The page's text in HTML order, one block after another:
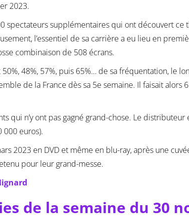
2023.
spectateurs supplémentaires qui ont découvert ce
l’essentiel de sa carrière a eu lieu en
combinaison de 508 écrans.
48%, 57%, puis 65%… de sa fréquentation, le
de la France dès sa 5e semaine. Il faisait
qui n’y ont pas gagné grand-chose. Le
euros).
2023 en DVD et même en blu-ray, après une
pour leur grand-messe.
de la semaine du 30